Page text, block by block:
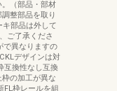
（部品・部材
整部品を取り
部品は外して
ご了承くださ
で異なりますの
デザインは対
互換性なし互換
の加工が異な
FL枠レールを組